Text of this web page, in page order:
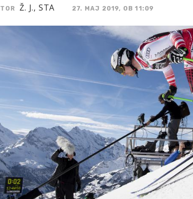
Ž. J., STA 27. MAJ 2019, OB 11:09